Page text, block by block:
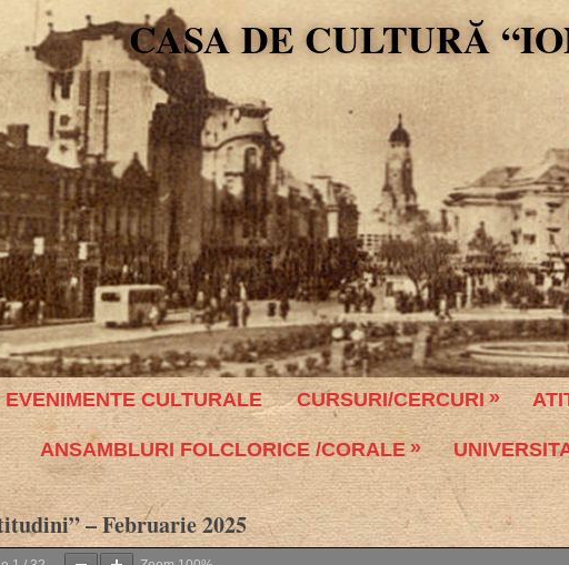
CASA DE CULTURĂ
EVENIMENTE CULTURALE CURSURI/CERCURI
ANSAMBLURI FOLCLORICE /CORALE
– Februarie 2025